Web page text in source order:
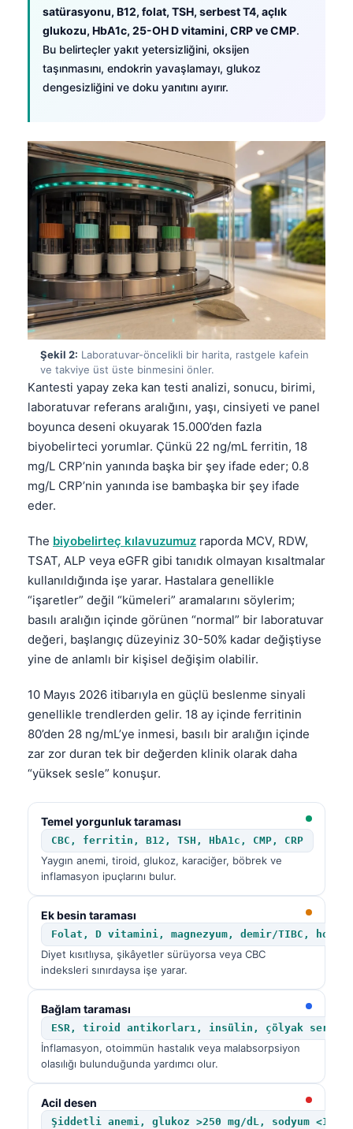
satürasyonu, B12, folat, TSH, serbest T4, açlık
glukozu, HbA1c, 25-OH D vitamini, CRP ve CMP.
Bu belirteçler yakıt yetersizliğini, oksijen
taşınmasını, endokrin yavaşlamayı, glukoz
dengesizliğini ve doku yanıtını ayırır.
Şekil 2: Laboratuvar-öncelikli bir harita, rastgele kafein
ve takviye üst üste binmesini önler.
Kantesti yapay zeka kan testi analizi, sonucu, birimi,
laboratuvar referans aralığını, yaşı, cinsiyeti ve panel
boyunca deseni okuyarak 15.000’den fazla
biyobelirteci yorumlar. Çünkü 22 ng/mL ferritin, 18
mg/L CRP’nin yanında başka bir şey ifade eder; 0.8
mg/L CRP’nin yanında ise bambaşka bir şey ifade
eder.
The biyobelirteç kılavuzumuz raporda MCV, RDW,
TSAT, ALP veya eGFR gibi tanıdık olmayan kısaltmalar
kullanıldığında işe yarar. Hastalara genellikle
“işaretler” değil “kümeleri” aramalarını söylerim;
basılı aralığın içinde görünen “normal” bir laboratuvar
değeri, başlangıç düzeyiniz 30-50% kadar değiştiyse
yine de anlamlı bir kişisel değişim olabilir.
10 Mayıs 2026 itibarıyla en güçlü beslenme sinyali
genellikle trendlerden gelir. 18 ay içinde ferritinin
80’den 28 ng/mL’ye inmesi, basılı bir aralığın içinde
zar zor duran tek bir değerden klinik olarak daha
“yüksek sesle” konuşur.
Temel yorgunluk taraması
CBC, ferritin, B12, TSH, HbA1c, CMP, CRP
Yaygın anemi, tiroid, glukoz, karaciğer, böbrek ve
inflamasyon ipuçlarını bulur.
Ek besin taraması
Folat, D vitamini, magnezyum, demir/TIBC,
Diyet kısıtlıysa, şikâyetler sürüyorsa veya CBC
indeksleri sınırdaysa işe yarar.
Bağlam taraması
ESR, tiroid antikorları, insülin, çölyak
İnflamasyon, otoimmün hastalık veya malabsorpsiyon
olasılığı bulunduğunda yardımcı olur.
Acil desen
Şiddetli anemi, glukoz >250 mg/dL, sodyum <125